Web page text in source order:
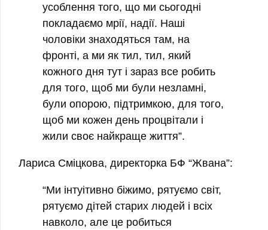
усоблення того, що ми сьогодні
покладаємо мрії, надії. Наші
чоловіки знаходяться там, на
фронті, а ми як тил, тил, який
кожного дня тут і зараз все робить
для того, щоб ми були незламні,
були опорою, підтримкою, для того,
щоб ми кожен день процвітали і
жили своє найкраще життя”.
Лариса Сміцкова, директорка БФ “Жвана”:
“Ми інтуітивно біжимо, рятуємо світ,
рятуємо дітей старих людей і всіх
навколо, але це робиться